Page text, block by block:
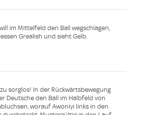
im Mittelfeld den Ball wegschlagen,
Grealish und sieht Gelb.
sorglos! In der Rückwärtsbewegung
Deutsche den Ball im Halbfeld von
worauf Awoniyi links in den